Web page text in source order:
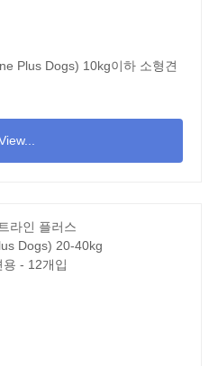
Plus Dogs) 10kg이하 소형견